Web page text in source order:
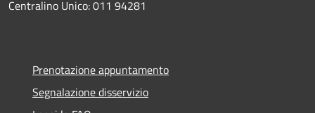
Centralino Unico: 011 94281
Prenotazione appuntamento
Segnalazione disservizio